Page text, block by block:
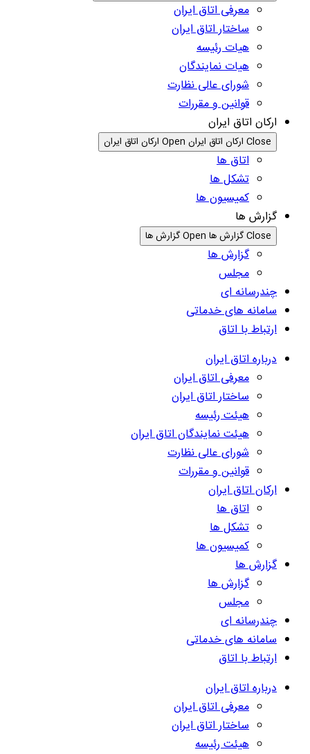
معرفی اتاق ایران
ساختار اتاق ایران
هیات رئیسه
هیات نمایندگان
شورای عالی نظارت
قوانین و مقررات
ارکان اتاق ایران
Close ارکان اتاق ایران Open ارکان اتاق ایران
اتاق ها
تشکل ها
کمیسیون ها
گزارش ها
Close گزارش ها Open گزارش ها
گزارش ها
مجلس
چندرسانه ای
سامانه های خدماتی
ارتباط با اتاق
درباره اتاق ایران
معرفی اتاق ایران
ساختار اتاق ایران
هیئت رئیسه
هیئت نمایندگان اتاق ایران
شورای عالی نظارت
قوانین و مقررات
ارکان اتاق ایران
اتاق ها
تشکل ها
کمیسیون ها
گزارش ها
گزارش ها
مجلس
چندرسانه ای
سامانه های خدماتی
ارتباط با اتاق
درباره اتاق ایران
معرفی اتاق ایران
ساختار اتاق ایران
هیئت رئیسه